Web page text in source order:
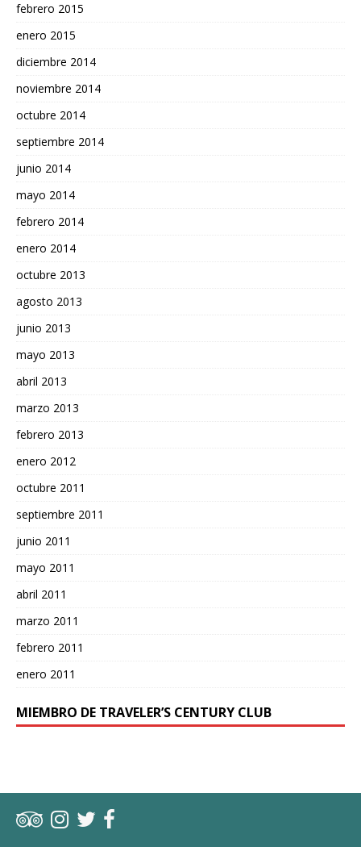
febrero 2015
enero 2015
diciembre 2014
noviembre 2014
octubre 2014
septiembre 2014
junio 2014
mayo 2014
febrero 2014
enero 2014
octubre 2013
agosto 2013
junio 2013
mayo 2013
abril 2013
marzo 2013
febrero 2013
enero 2012
octubre 2011
septiembre 2011
junio 2011
mayo 2011
abril 2011
marzo 2011
febrero 2011
enero 2011
MIEMBRO DE TRAVELER’S CENTURY CLUB